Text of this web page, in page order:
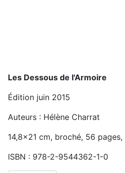
Les Dessous de l'Armoire
Édition juin 2015
Auteurs : Hélène Charrat
14,8x21 cm, broché, 56 pages,
ISBN : 978-2-9544362-1-0